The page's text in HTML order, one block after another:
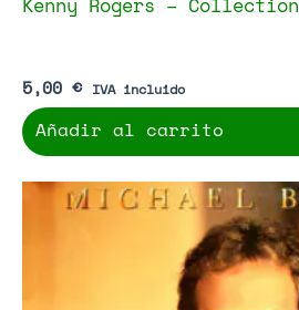
5,00 € IVA incluido
Añadir al carrito